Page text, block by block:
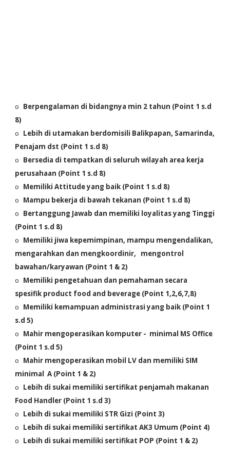
o
Berpengalaman di bidangnya min 2 tahun (Point 1 s.d
8)
o
Lebih di utamakan berdomisili Balikpapan, Samarinda,
Penajam dst (Point 1 s.d 8)
o
Bersedia di tempatkan di seluruh wilayah area kerja
perusahaan (Point 1 s.d 8)
o Memiliki Attitude yang baik (Point 1 s.d 8)
o Mampu bekerja di bawah tekanan (Point 1 s.d 8)
o
Bertanggung Jawab dan memiliki loyalitas yang Tinggi
(Point 1 s.d 8)
o
Memiliki jiwa kepemimpinan, mampu mengendalikan,
mengarahkan dan mengkoordinir, mengontrol
bawahan/karyawan (Point 1 & 2)
o
Memiliki pengetahuan dan pemahaman secara
spesifik product food and beverage (Point 1,2,6,7,8)
o
Memiliki kemampuan administrasi yang baik (Point 1
s.d 5)
o
Mahir mengoperasikan komputer - minimal MS Office
(Point 1 s.d 5)
o
Mahir mengoperasikan mobil LV dan memiliki SIM
minimal A (Point 1 & 2)
o
Lebih di sukai memiliki sertifikat penjamah makanan
Food Handler (Point 1 s.d 3)
o Lebih di sukai memiliki STR Gizi (Point 3)
o Lebih di sukai memiliki sertifikat AK3 Umum (Point 4)
o Lebih di sukai memiliki sertifikat POP (Point 1 & 2)